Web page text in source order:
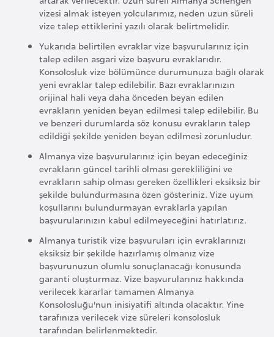
vizesi almak isteyen yolcularımız, neden uzun süreli
vize talep ettiklerini yazılı olarak belirtmelidir.
Yukarıda belirtilen evraklar vize başvurularınız için
talep edilen asgari vize başvuru evraklarıdır.
Konsolosluk vize bölümünce durumunuza bağlı olarak
yeni evraklar talep edilebilir. Bazı evraklarınızın
orijinal hali veya daha önceden beyan edilen
evrakların yeniden beyan edilmesi talep edilebilir. Bu
ve benzeri durumlarda söz konusu evrakların talep
edildiği şekilde yeniden beyan edilmesi zorunludur.
Almanya vize başvurularınız için beyan edeceğiniz
evrakların güncel tarihli olması gerekliliğini ve
evrakların sahip olması gereken özellikleri eksiksiz bir
şekilde bulundurmasına özen gösteriniz. Vize uyum
koşullarını bulundurmayan evraklarla yapılan
başvurularınızın kabul edilmeyeceğini hatırlatırız.
Almanya turistik vize başvuruları için evraklarınızı
eksiksiz bir şekilde hazırlamış olmanız vize
başvurunuzun olumlu sonuçlanacağı konusunda
garanti oluşturmaz. Vize başvurularınız hakkında
verilecek kararlar tamamen Almanya
Konsolosluğu'nun inisiyatifi altında olacaktır. Yine
tarafınıza verilecek vize süreleri konsolosluk
tarafından belirlenmektedir.